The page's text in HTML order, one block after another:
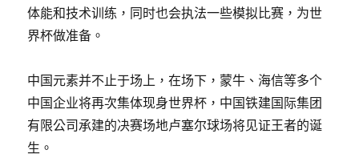
体能和技术训练，同时也会执法一些模拟比赛，为世
界杯做准备。
中国元素并不止于场上，在场下，蒙牛、海信等多个
中国企业将再次集体现身世界杯，中国铁建国际集团
有限公司承建的决赛场地卢塞尔球场将见证王者的诞
生。